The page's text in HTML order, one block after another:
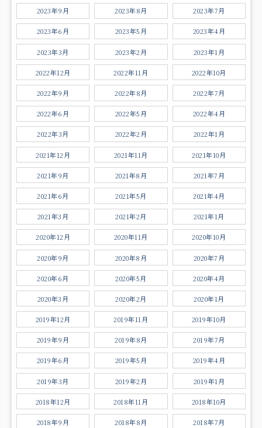
2023年9月 2023年8月 2023年7月
2023年6月 2023年5月 2023年4月
2023年3月 2023年2月 2023年1月
2022年12月 2022年11月 2022年10月
2022年9月 2022年8月 2022年7月
2022年6月 2022年5月 2022年4月
2022年3月 2022年2月 2022年1月
2021年12月 2021年11月 2021年10月
2021年9月 2021年8月 2021年7月
2021年6月 2021年5月 2021年4月
2021年3月 2021年2月 2021年1月
2020年12月 2020年11月 2020年10月
2020年9月 2020年8月 2020年7月
2020年6月 2020年5月 2020年4月
2020年3月 2020年2月 2020年1月
2019年12月 2019年11月 2019年10月
2019年9月 2019年8月 2019年7月
2019年6月 2019年5月 2019年4月
2019年3月 2019年2月 2019年1月
2018年12月 2018年11月 2018年10月
2018年9月 2018年8月 2018年7月